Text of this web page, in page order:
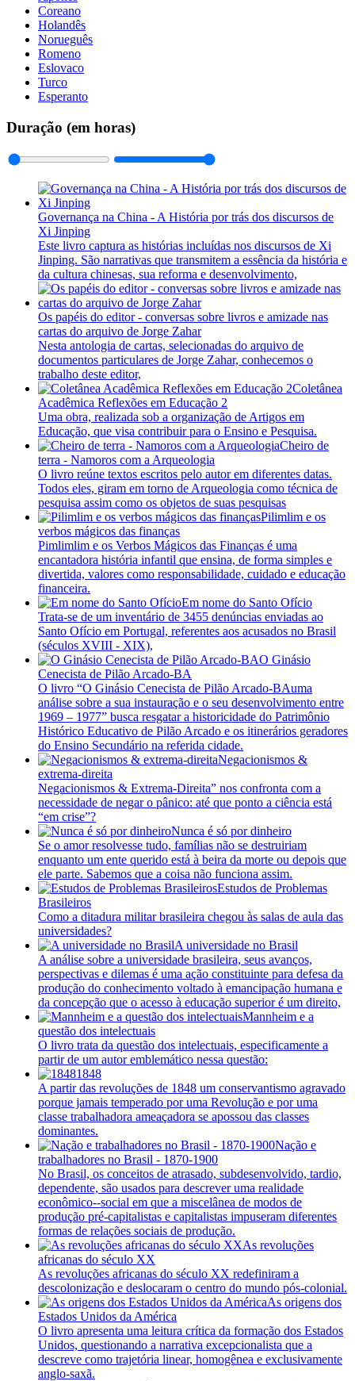
Coreano
Holandês
Norueguês
Romeno
Eslovaco
Turco
Esperanto
Duração (em horas)
Governança na China - A História por trás dos discursos de
Xi Jinping
Este livro captura as histórias incluídas nos discursos de Xi
Jinping. São narrativas que transmitem a essência da história e
da cultura chinesas, sua reforma e desenvolvimento,
Os papéis do editor - conversas sobre livros e amizade nas
cartas do arquivo de Jorge Zahar
Nesta antologia de cartas, selecionadas do arquivo de
documentos particulares de Jorge Zahar, conhecemos o
trabalho deste editor,
Coletânea
Acadêmica Reflexões em Educação 2
Uma obra, realizada sob a organização de Artigos em
Educação, que visa contribuir para o Ensino e Pesquisa.
Cheiro de
terra - Namoros com a Arqueologia
O livro reúne textos escritos pelo autor em diferentes datas.
Todos eles, giram em torno de Arqueologia como técnica de
pesquisa assim como os objetos de suas pesquisas
Pilimlim e os
verbos mágicos das finanças
Pimlimlim e os Verbos Mágicos das Finanças é uma
encantadora história infantil que ensina, de forma simples e
divertida, valores como responsabilidade, cuidado e educação
financeira.
Em nome do Santo Ofício
Trata-se de um inventário de 3455 denúncias enviadas ao
Santo Ofício em Portugal, referentes aos acusados no Brasil
(séculos XVIII - XIX),
O Ginásio
Cenecista de Pilão Arcado-BA
O livro “O Ginásio Cenecista de Pilão Arcado-BAuma
análise sobre a sua instauração e o seu desenvolvimento entre
1969 – 1977” busca resgatar a historicidade do Patrimônio
Histórico Educativo de Pilão Arcado e os itinerários geradores
do Ensino Secundário na referida cidade.
Negacionismos &
extrema-direita
Negacionismos & Extrema-Direita” nos confronta com a
necessidade de negar o pânico: até que ponto a ciência está
“em crise”?
Nunca é só por dinheiro
Se o amor resolvesse tudo, famílias não se destruiriam
enquanto um ente querido está à beira da morte ou depois que
ele parte. Sabemos que a coisa não funciona assim.
Estudos de Problemas
Brasileiros
Como a ditadura militar brasileira chegou às salas de aula das
universidades?
A universidade no Brasil
A análise sobre a universidade brasileira, seus avanços,
perspectivas e dilemas é uma ação constituinte para defesa da
produção do conhecimento voltado à emancipação humana e
da concepção que o acesso à educação superior é um direito,
Mannheim e a
questão dos intelectuais
O livro trata da questão dos intelectuais, especificamente a
partir de um autor emblemático nessa questão:
1848
A partir das revoluções de 1848 um conservantismo agravado
porque jamais temperado por uma Revolução e por uma
classe trabalhadora ameaçadora se apossou das classes
dominantes.
Nação e
trabalhadores no Brasil - 1870-1900
No Brasil, os conceitos de atrasado, subdesenvolvido, tardio,
dependente, são usados para descrever uma realidade
econômico--social em que a miscelânea de modos de
produção pré-capitalistas e capitalistas impuseram diferentes
formas de relações sociais de produção.
As revoluções
africanas do século XX
As revoluções africanas do século XX redefiniram a
descolonização e deslocaram o centro do mundo pós-colonial.
As origens dos
Estados Unidos da América
O livro apresenta uma leitura crítica da formação dos Estados
Unidos, questionando a narrativa excepcionalista que a
descreve como trajetória linear, homogênea e exclusivamente
anglo-saxã.